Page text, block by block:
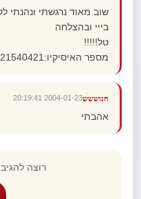
שוב מאוד נרגשתי
בייי ובהצלחה
טל!!!!!
מספר האיסיקיו:221540421 ובקשה תיצרי איתי קשר!
חנוששש2004-01-23 20:19:41
אהבתי
רוצה